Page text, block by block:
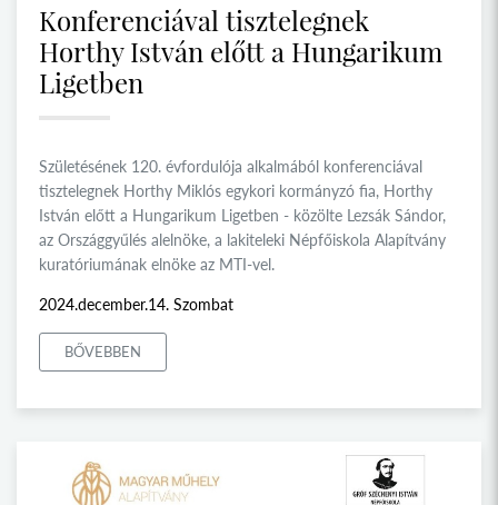
Konferenciával tisztelegnek
Horthy István előtt a Hungarikum
Ligetben
Születésének 120. évfordulója alkalmából konferenciával
tisztelegnek Horthy Miklós egykori kormányzó fia, Horthy
István előtt a Hungarikum Ligetben - közölte Lezsák Sándor,
az Országgyűlés alelnöke, a lakiteleki Népfőiskola Alapítvány
kuratóriumának elnöke az MTI-vel.
2024.december.14. Szombat
BŐVEBBEN